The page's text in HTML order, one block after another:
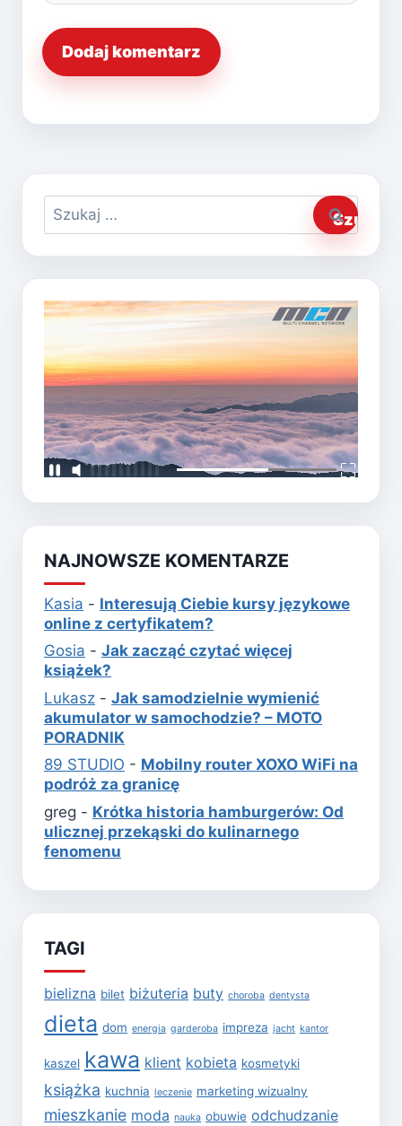
Szukaj:
NAJNOWSZE KOMENTARZE
Kasia - Interesują Ciebie kursy językowe
online z certyfikatem?
Gosia - Jak zacząć czytać więcej
książek?
Lukasz - Jak samodzielnie wymienić
akumulator w samochodzie? – MOTO
PORADNIK
89 STUDIO - Mobilny router XOXO WiFi na
podróż za granicę
greg - Krótka historia hamburgerów: Od
ulicznej przekąski do kulinarnego
fenomenu
TAGI
bielizna bilet biżuteria buty choroba dentysta
dieta dom energia garderoba impreza jacht kantor
kaszel kawa klient kobieta kosmetyki
książka kuchnia leczenie marketing wizualny
mieszkanie moda nauka obuwie odchudzanie